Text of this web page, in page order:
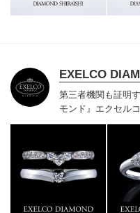
EXELCO
第三者機関も証明
モンド』 エクセル
ベルギー発祥で
門店としてリング
す。おふたりに本
い想いで「ヴァー
ナ」「保証内容」